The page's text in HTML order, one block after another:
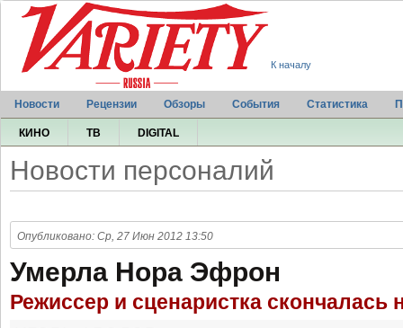
К началу
Новости Рецензии Обзоры События Статистика
КИНО ТВ DIGITAL
Новости персоналий
Опубликовано: Ср, 27 Июн 2012 13:50
Умерла Нора Эфрон
Режиссер и сценаристка скончалась